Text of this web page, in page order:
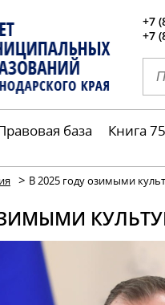
+7
+7
база Книга
> В 2025 году озимыми